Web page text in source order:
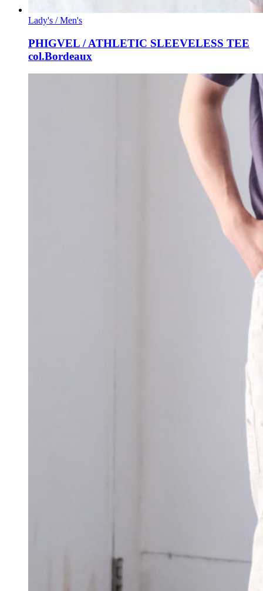
Lady's / Men's
PHIGVEL / ATHLETIC SLEEVELESS TEE
col.Bordeaux